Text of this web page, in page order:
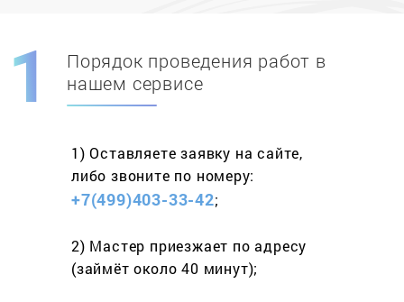
Скидка при первомзаказе на адрес
составит 15%
Работаем более 10 лет
весь спектр услуг
Порядок проведения работ в
нашем сервисе
1) Оставляете заявку на сайте,
либо звоните по номеру:
+7(499)403-33-42;
2) Мастер приезжает по адресу
(займёт около 40 минут);